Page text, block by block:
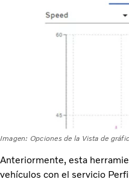
Imagen: Opciones de la Vista de
Anteriormente, esta
vehículos con el servicio